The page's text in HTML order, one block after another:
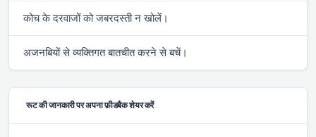
कोच के दरवाजों को जबरदस्ती न खोलें।
अजनबियों से व्यक्तिगत बातचीत करने से बचें।
रूट की जानकारी पर अपना फ़ीडबैक शेयर करें